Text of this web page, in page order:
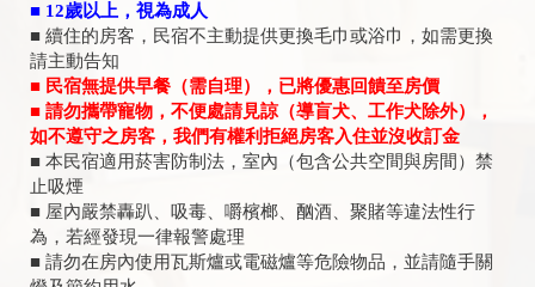
■ 12歲以上，視為成人
■ 續住的房客，民宿不主動提供更換毛巾或浴巾，如需更換
請主動告知
■ 民宿無提供早餐（需自理），已將優惠回饋至房價
■ 請勿攜帶寵物，不便處請見諒（導盲犬、工作犬除外），
如不遵守之房客，我們有權利拒絕房客入住並沒收訂金
■ 本民宿適用菸害防制法，室內（包含公共空間與房間）禁
止吸煙
■ 屋內嚴禁轟趴、吸毒、嚼檳榔、酗酒、聚賭等違法性行
為，若經發現一律報警處理
■ 請勿在房內使用瓦斯爐或電磁爐等危險物品，並請隨手關